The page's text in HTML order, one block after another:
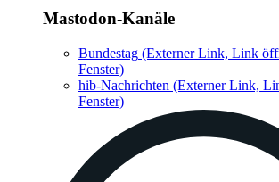
Mastodon-Kanäle
Bundestag (Externer Link, Link
Fenster)
hib-Nachrichten (Externer Link,
Fenster)